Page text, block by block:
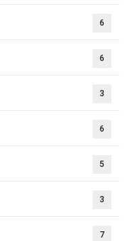
6
6
3
6
5
3
7